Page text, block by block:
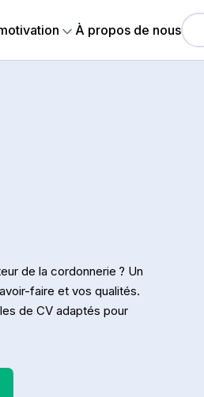
À propos de nous
de la cordonnerie ? Un
faire et vos qualités.
de CV adaptés pour